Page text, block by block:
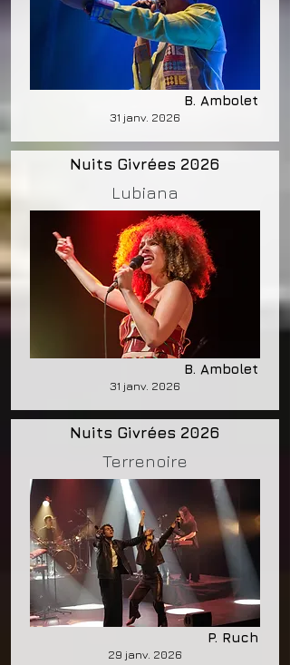
B. Ambolet
31 janv. 2026
Nuits Givrées 2026
Lubiana
B. Ambolet
31 janv. 2026
Nuits Givrées 2026
Terrenoire
P. Ruch
29 janv. 2026